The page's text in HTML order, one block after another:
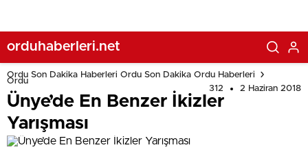
orduhaberleri.net
Ordu Son Dakika Haberleri Ordu Son Dakika Ordu Haberleri
Ordu
312
2 Haziran 2018
Ünye’de En Benzer İkizler
Yarışması